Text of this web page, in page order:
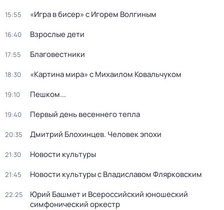
15:55 «Игра в бисер» с Игорем Волгиным
16:40 Взрослые дети
17:55 Благовестники
18:30 «Картина мира» с Михаилом Ковальчуком
19:10 Пешком...
19:40 Первый день весеннего тепла
20:35 Дмитрий Блохинцев. Человек эпохи
21:30 Новости культуры
21:45 Новости культуры с Владиславом Флярковским
22:25
Юрий Башмет и Всероссийский юношеский
симфонический оркестр